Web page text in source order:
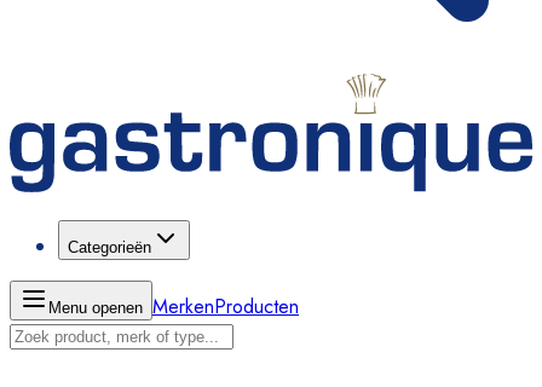
Categorieën
Menu openen MerkenProducten